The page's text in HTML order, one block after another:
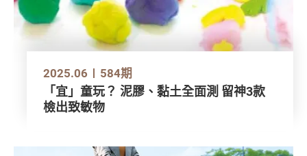
2025.06 584期
「宜」童玩？ 泥膠、黏土全面測 留神3款
檢出致敏物